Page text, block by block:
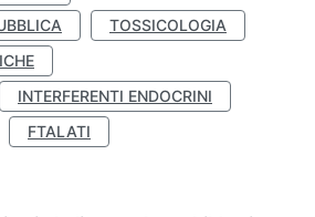
TOSSICOLOGIA
INTERFERENTI ENDOCRINI
FTALATI